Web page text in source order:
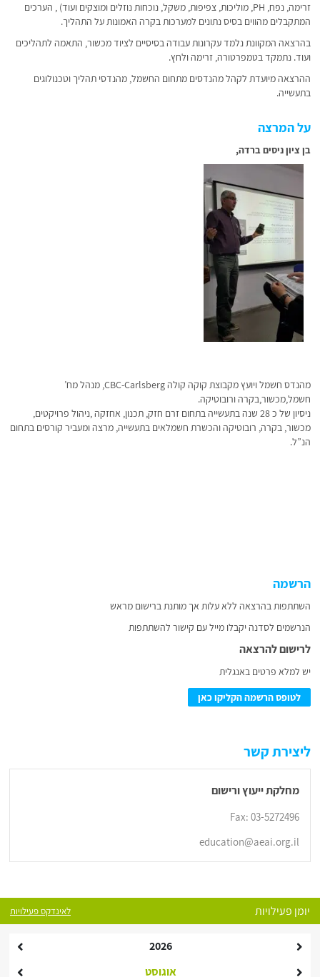
זרימה, נפח, PH, מוליכות, צפיפות, משקל, נוכחות נוזלים ומוצקים ועוד) , הערכים
המתקבלים מהווים בסיס נתונים למערכות בקרה האמונות על התהליך.
בהרצאה המקוונת נלמד עקרונות עבודה בסיסיים לציוד מכשור, התאמה לתהליכים
ועוד. נתמקד בטמפרטורה, זרימה ולחץ.
ההרצאה מיועדת לקהל מהנדסים מתחום החשמל, מהנדסי תהליך וטכנולוגים
בתעשייה.
על המרצה
בן ציון ניסים ברדה,
מהנדס חשמל ויועץ מקבוצת קוקה קולה CBC-Carlsberg, מנהל מח’
חשמל,מכשור,בקרה ורובוטיקה.
ניסיון של כ 28 שנה בתעשייה בתחום זרם חזק, תכנון, אחזקה ,ניהול פרויקטים,
מכשור, בקרה, רובוטיקה והכשרת חשמלאים בתעשייה, מרצה ומעביר קורסים בתחום
הנ”ל.
הרשמה
השתתפות בהרצאה ללא עלות אך מותנת ברישום מראש
הנרשמים לסדנה יקבלו מייל עם קישור להשתתפות
לרישום להרצאה
יש למלא פרטים באנגלית
לטופס הרשמה הקליקו כאן
ליצירת קשר
מחלקת ייעוץ ורישום
Fax: 03-5272496
education@aeai.org.il
יומן פעילויות לאינדקס פעילויות
2026
אוגוסט